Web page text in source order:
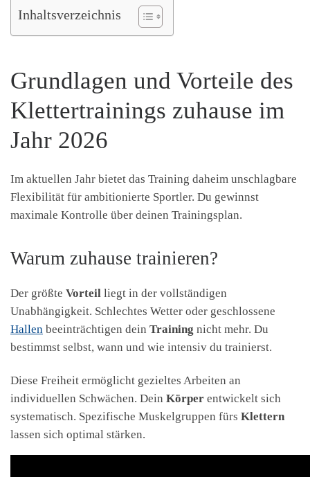
Inhaltsverzeichnis
Grundlagen und Vorteile des
Klettertrainings zuhause im
Jahr 2026
Im aktuellen Jahr bietet das Training daheim unschlagbare
Flexibilität für ambitionierte Sportler. Du gewinnst
maximale Kontrolle über deinen Trainingsplan.
Warum zuhause trainieren?
Der größte Vorteil liegt in der vollständigen
Unabhängigkeit. Schlechtes Wetter oder geschlossene
Hallen beeinträchtigen dein Training nicht mehr. Du
bestimmst selbst, wann und wie intensiv du trainierst.
Diese Freiheit ermöglicht gezieltes Arbeiten an
individuellen Schwächen. Dein Körper entwickelt sich
systematisch. Spezifische Muskelgruppen fürs Klettern
lassen sich optimal stärken.